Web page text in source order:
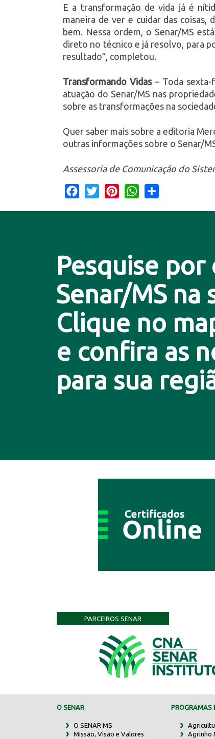
E a transformação de vida já é
maneira de ver e cuidar das
bem. Nessa ordem, o Senar/MS
direto no técnico e já resolvo, para
resultado”, completou.
Transformando Vidas– Toda sexta-
atuação do Senar/MS nas
sobre as transformações na
Quer saber mais sobre a editoria
outras informações sobre o Senar/
Assessoria de Comunicação do
Facebook
Twitter PinterestWhatsApp
Pesquise por
Senar/MS na
Clique no
e confira as
para sua
PARCEIROS SENAR
O SENAR
O SENAR MS
Missão, Visão e Valores
PROGRAMAS
Agrinho